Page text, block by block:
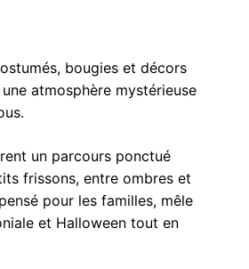
bougies et décors
atmosphère mystérieuse
un parcours ponctué
frissons, entre ombres et
pour les familles, mêle
et Halloween tout en